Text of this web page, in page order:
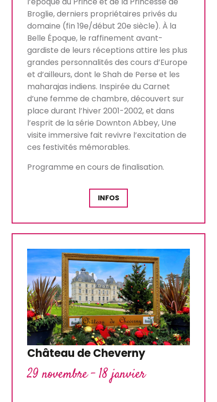
Broglie, derniers propriétaires privés du
domaine (fin 19e/début 20e siècle). À la
Belle Époque, le raffinement avant-
gardiste de leurs réceptions attire les plus
grandes personnalités des cours d’Europe
et d’ailleurs, dont le Shah de Perse et les
maharajas indiens. Inspirée du Carnet
d’une femme de chambre, découvert sur
place durant l’hiver 2001-2002, et dans
l’esprit de la série Downton Abbey, Une
visite immersive fait revivre l’excitation de
ces festivités mémorables.
Programme en cours de finalisation.
INFOS
Château de Cheverny
29 novembre - 18 janvier